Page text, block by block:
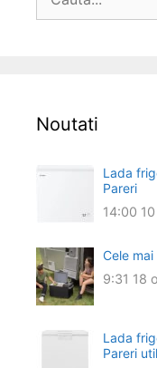
după:
Noutati
Lada
Pareri
14:00
Cele
9:31 18
Lada
Pareri